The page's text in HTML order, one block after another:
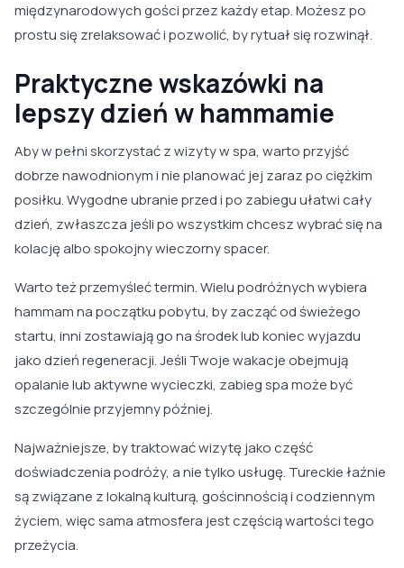
międzynarodowych gości przez każdy etap. Możesz po
prostu się zrelaksować i pozwolić, by rytuał się rozwinął.
Praktyczne wskazówki na
lepszy dzień w hammamie
Aby w pełni skorzystać z wizyty w spa, warto przyjść
dobrze nawodnionym i nie planować jej zaraz po ciężkim
posiłku. Wygodne ubranie przed i po zabiegu ułatwi cały
dzień, zwłaszcza jeśli po wszystkim chcesz wybrać się na
kolację albo spokojny wieczorny spacer.
Warto też przemyśleć termin. Wielu podróżnych wybiera
hammam na początku pobytu, by zacząć od świeżego
startu, inni zostawiają go na środek lub koniec wyjazdu
jako dzień regeneracji. Jeśli Twoje wakacje obejmują
opalanie lub aktywne wycieczki, zabieg spa może być
szczególnie przyjemny później.
Najważniejsze, by traktować wizytę jako część
doświadczenia podróży, a nie tylko usługę. Tureckie łaźnie
są związane z lokalną kulturą, gościnnością i codziennym
życiem, więc sama atmosfera jest częścią wartości tego
przeżycia.